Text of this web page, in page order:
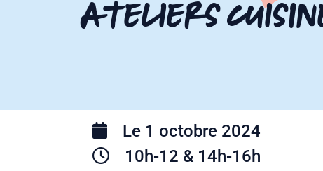
Ateliers
Le 1 octobre 2024
10h-12 & 14h-16h